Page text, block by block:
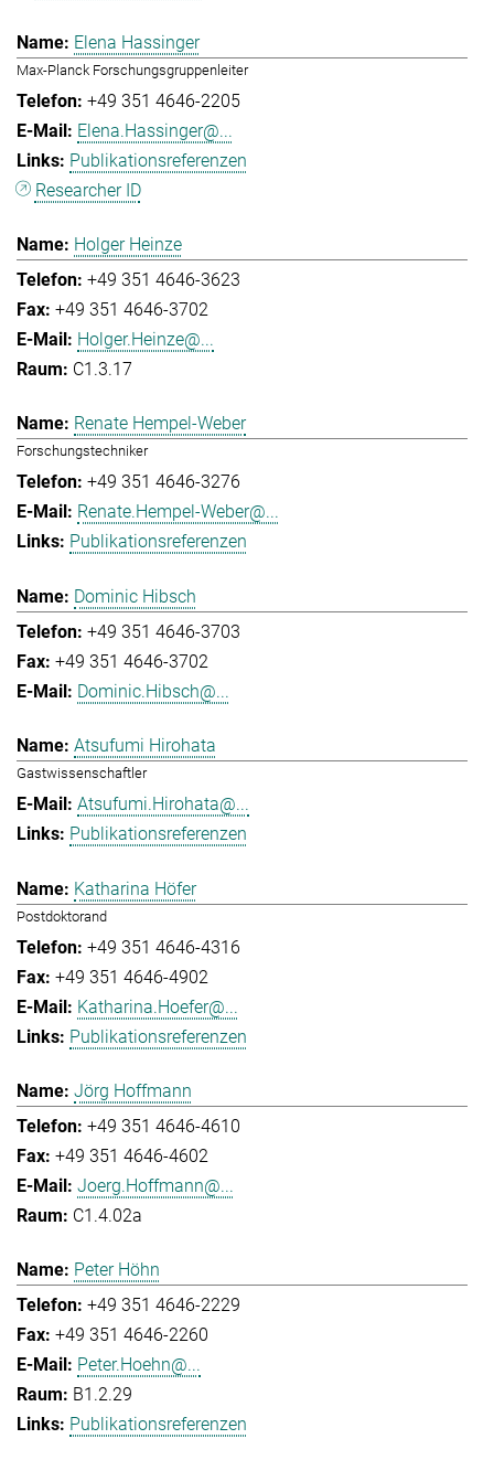
Elena Hassinger
Max-Planck Forschungsgruppenleiter
+49 351 4646-2205
Elena.Hassinger@...
Publikationsreferenzen
Researcher ID
Holger Heinze
+49 351 4646-3623
+49 351 4646-3702
Holger.Heinze@...
C1.3.17
Renate Hempel-Weber
Forschungstechniker
+49 351 4646-3276
Renate.Hempel-Weber@...
Publikationsreferenzen
Dominic Hibsch
+49 351 4646-3703
+49 351 4646-3702
Dominic.Hibsch@...
Atsufumi Hirohata
Gastwissenschaftler
Atsufumi.Hirohata@...
Publikationsreferenzen
Katharina Höfer
Postdoktorand
+49 351 4646-4316
+49 351 4646-4902
Katharina.Hoefer@...
Publikationsreferenzen
Jörg Hoffmann
+49 351 4646-4610
+49 351 4646-4602
Joerg.Hoffmann@...
C1.4.02a
Peter Höhn
+49 351 4646-2229
+49 351 4646-2260
Peter.Hoehn@...
B1.2.29
Publikationsreferenzen